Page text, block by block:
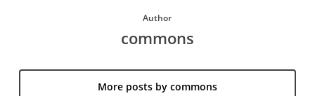
Author
commons
More posts by commons